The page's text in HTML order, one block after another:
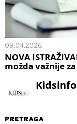
09.04.2026.
NOVA
možda važnije
Kidsinfo
PRETRAGA